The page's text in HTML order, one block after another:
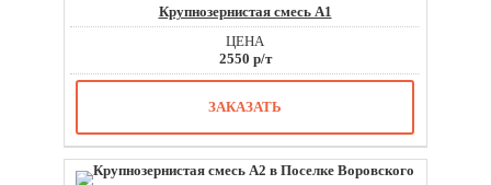
Крупнозернистая смесь А1
2550 р/т
ЗАКАЗАТЬ